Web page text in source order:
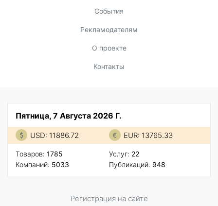
События
Рекламодателям
О проекте
Контакты
Пятница, 7 Августа 2026 Г.
USD: 11886.72 EUR: 13765.33
Товаров: 1785
Компаний: 5033
Услуг: 22
Публикаций: 948
Регистрация на сайте